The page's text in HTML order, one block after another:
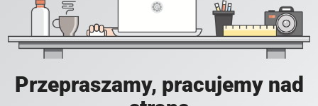
Przepraszamy, pracujemy nad